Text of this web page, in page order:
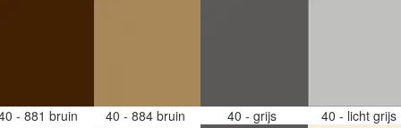
- 881 bruin 40 - 884 bruin 40 - grijs 40 - licht grijs